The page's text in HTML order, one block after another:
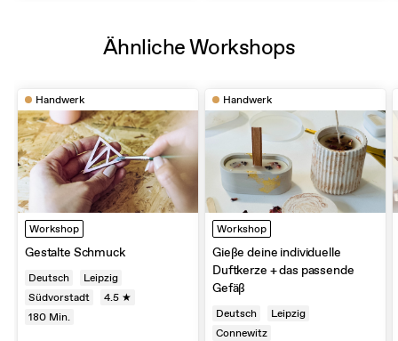
Ähnliche Workshops
Handwerk
Workshop
Gestalte Schmuck
Deutsch
Leipzig
Südvorstadt
4.5 ★
180 Min.
Handwerk
Workshop
Gieße deine individuelle
Duftkerze + das passende
Gefäß
Deutsch
Leipzig
Connewitz